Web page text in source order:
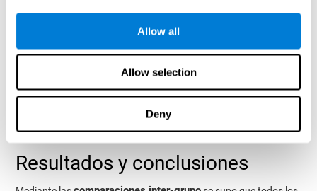
Allow all
Allow selection
Deny
con dos niveles (pretest y postest). Las dos variables inter-sujeto
fueron la de entrenamiento Cognitivo y la de entrenamiento
no realizado). Este modelo permite analizar las distintas
Tiempo x Entrenamiento Cognitivo.
Tiempo x Entrenamiento Físico.
Tiempo x Entrenamiento Cognitivo x Entrenamiento físico.
Resultados y conclusiones